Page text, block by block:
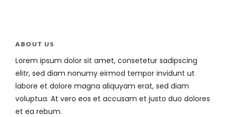
ABOUT US
Lorem ipsum dolor sit amet, consetetur sadipscing
elitr, sed diam nonumy eirmod tempor invidunt ut
labore et dolore magna aliquyam erat, sed diam
voluptua. At vero eos et accusam et justo duo dolores
et ea rebum.